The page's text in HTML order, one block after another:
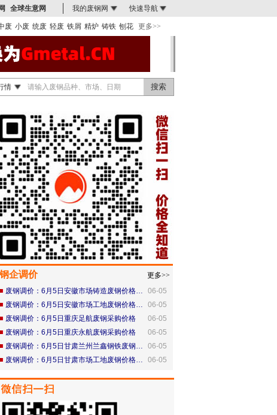
全球生意网 我的废钢网 快速导航
废 小废 统废 轻废 铁屑 精炉 铸铁 刨花 更多>>
情
更多>>
钢企调价
06-05
废钢调价：6月5日安徽市场铸造废钢价格…
06-05
废钢调价：6月5日安徽市场工地废钢价格…
06-05
废钢调价：6月5日重庆足航废钢采购价格
06-05
废钢调价：6月5日重庆永航废钢采购价格
06-05
废钢调价：6月5日甘肃兰州兰鑫钢铁废钢…
06-05
废钢调价：6月5日甘肃市场工地废钢价格…